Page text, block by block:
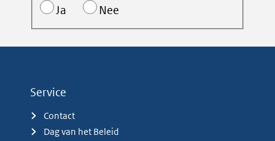
Ja
Nee
Service
Contact
Dag van het Beleid